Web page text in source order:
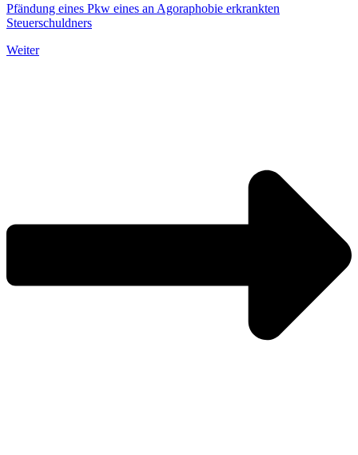
Pfändung eines Pkw eines an Agoraphobie erkrankten
Steuerschuldners
Weiter